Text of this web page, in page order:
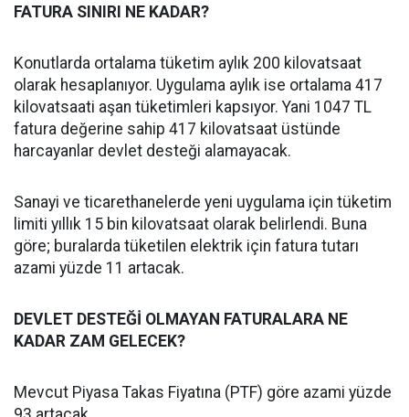
FATURA SINIRI NE KADAR?
Konutlarda ortalama tüketim aylık 200 kilovatsaat
olarak hesaplanıyor. Uygulama aylık ise ortalama 417
kilovatsaati aşan tüketimleri kapsıyor. Yani 1047 TL
fatura değerine sahip 417 kilovatsaat üstünde
harcayanlar devlet desteği alamayacak.
Sanayi ve ticarethanelerde yeni uygulama için tüketim
limiti yıllık 15 bin kilovatsaat olarak belirlendi. Buna
göre; buralarda tüketilen elektrik için fatura tutarı
azami yüzde 11 artacak.
DEVLET DESTEĞİ OLMAYAN FATURALARA NE
KADAR ZAM GELECEK?
Mevcut Piyasa Takas Fiyatına (PTF) göre azami yüzde